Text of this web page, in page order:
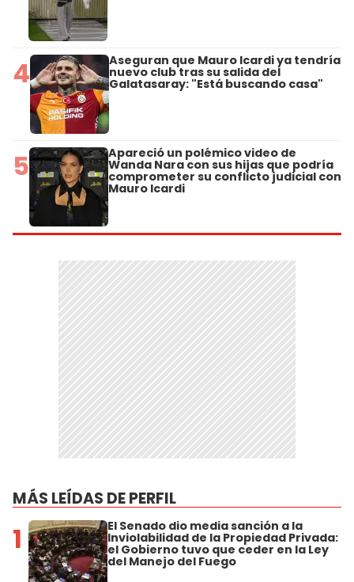
4 Aseguran que Mauro Icardi ya tendría
nuevo club tras su salida del
Galatasaray: "Está buscando casa"
5 Apareció un polémico video de
Wanda Nara con sus hijas que podría
comprometer su conflicto judicial con
Mauro Icardi
MÁS LEÍDAS DE PERFIL
1 El Senado dio media sanción a la
Inviolabilidad de la Propiedad Privada:
el Gobierno tuvo que ceder en la Ley
del Manejo del Fuego